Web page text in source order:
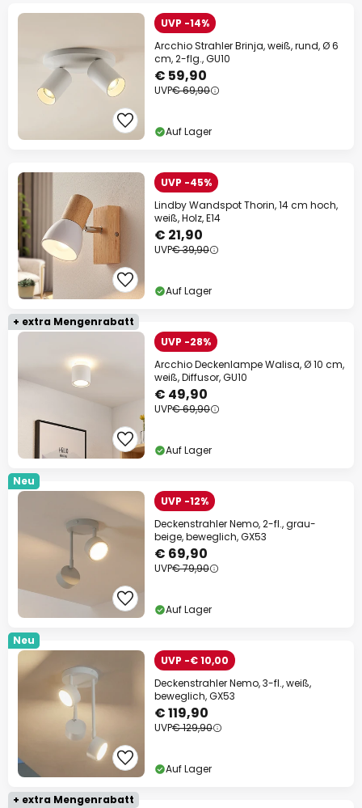
UVP -14%
Arcchio Strahler Brinja, weiß, rund, Ø 6
cm, 2-flg., GU10
€ 59,90
UVP€ 69,90
Auf Lager
UVP -45%
Lindby Wandspot Thorin, 14 cm hoch,
weiß, Holz, E14
€ 21,90
UVP€ 39,90
Auf Lager
+ extra Mengenrabatt
UVP -28%
Arcchio Deckenlampe Walisa, Ø 10 cm,
weiß, Diffusor, GU10
€ 49,90
UVP€ 69,90
Auf Lager
Neu
UVP -12%
Deckenstrahler Nemo, 2-fl., grau-
beige, beweglich, GX53
€ 69,90
UVP€ 79,90
Auf Lager
Neu
UVP -€ 10,00
Deckenstrahler Nemo, 3-fl., weiß,
beweglich, GX53
€ 119,90
UVP€ 129,90
Auf Lager
+ extra Mengenrabatt